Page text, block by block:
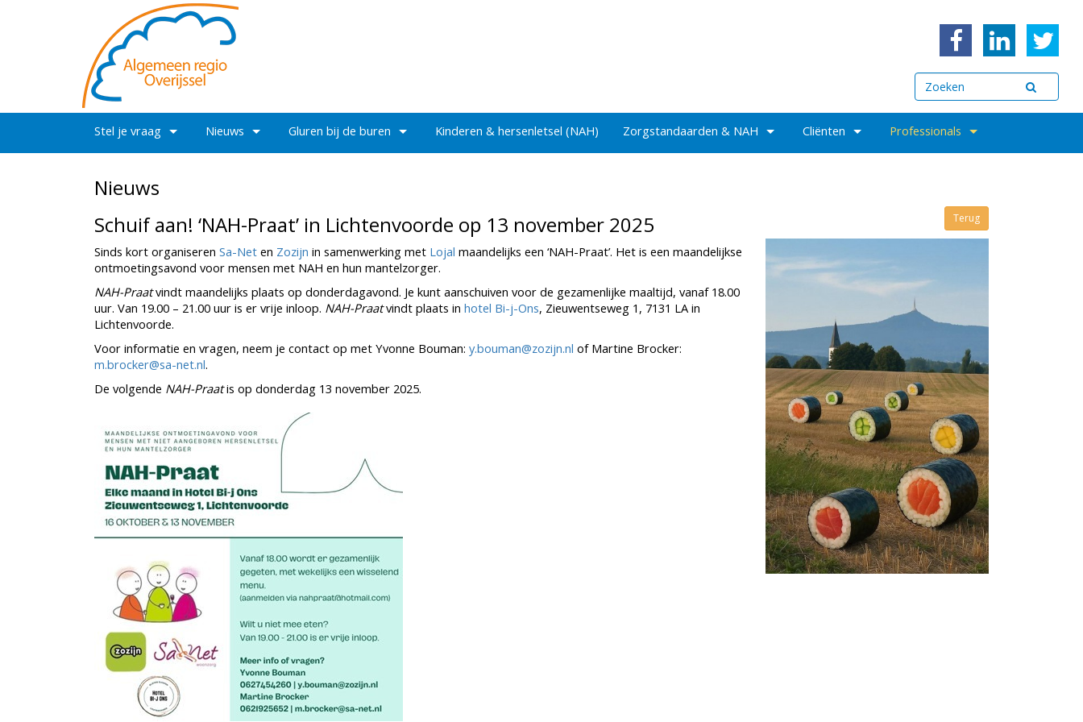
Stel je vraag Nieuws Gluren bij de buren Kinderen & hersenletsel (NAH) Zorgstandaarden & NAH Cliënten Professionals
Nieuws
Terug
Schuif aan! ‘NAH-Praat’ in Lichtenvoorde op 13 november 2025
Sinds kort organiseren Sa-Net en Zozijn in samenwerking met Lojal maandelijks een ‘NAH-Praat’. Het is een maandelijkse
ontmoetingsavond voor mensen met NAH en hun mantelzorger.
NAH-Praatvindt maandelijks plaats op donderdagavond. Je kunt aanschuiven voor de gezamenlijke maaltijd, vanaf 18.00
uur. Van 19.00 – 21.00 uur is er vrije inloop. NAH-Praatvindt plaats in hotel Bi-j-Ons, Zieuwentseweg 1, 7131 LA in
Lichtenvoorde.
Voor informatie en vragen, neem je contact op met Yvonne Bouman: y.bouman@zozijn.nl of Martine Brocker:
m.brocker@sa-net.nl.
De volgende NAH-Praatis op donderdag 13 november 2025.